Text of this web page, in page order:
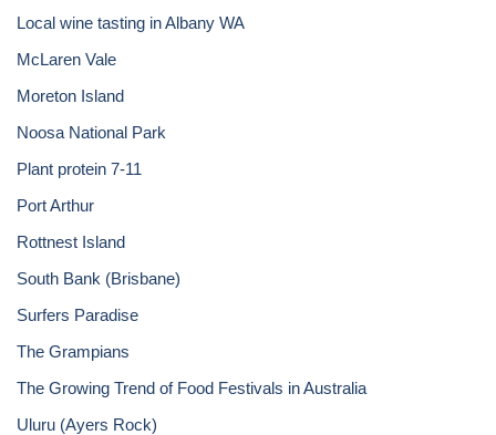
Local wine tasting in Albany WA
McLaren Vale
Moreton Island
Noosa National Park
Plant protein 7-11
Port Arthur
Rottnest Island
South Bank (Brisbane)
Surfers Paradise
The Grampians
The Growing Trend of Food Festivals in Australia
Uluru (Ayers Rock)